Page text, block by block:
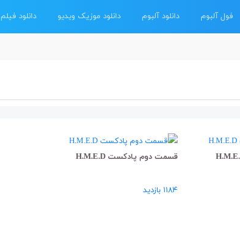
فول آلبوم دانلود آلبوم دانلود موزیک ویدیو دانلود فیلم
قسمت دوم پادکست H.M.E.D
۱۱۸۴ بازدید